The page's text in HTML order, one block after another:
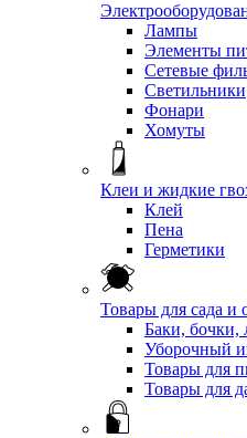
Лампы
Элементы
Сетевые
Светильники
Фонари
Хомуты
Клеи и жидкие
Клей
Пена
Герметики
Товары для сада и
Баки, бочки,
Уборочный
Товары для
Товары для